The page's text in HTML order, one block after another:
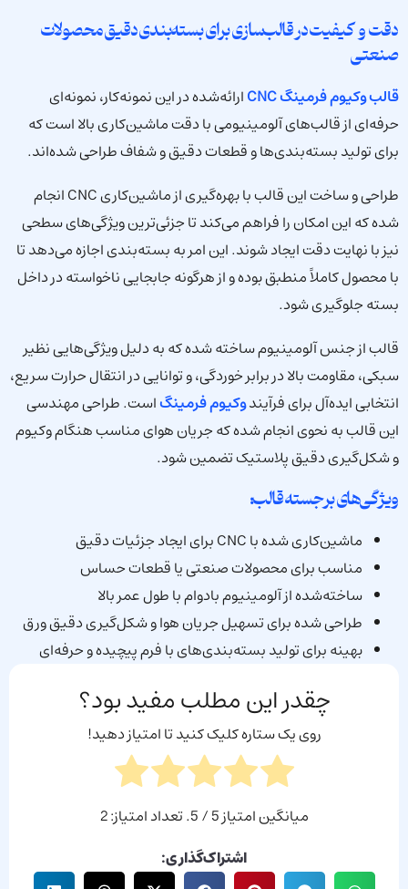
دقت و کیفیت در قالب‌سازی برای بسته‌بندی دقیق محصولات
صنعتی
قالب وکیوم فرمینگ CNC
ارائه‌شده در این نمونه‌کار، نمونه‌ای
حرفه‌ای از قالب‌های آلومینیومی با دقت ماشین‌کاری بالا است که
برای تولید بسته‌بندی‌ها و قطعات دقیق و شفاف طراحی شده‌اند.
طراحی و ساخت این قالب با بهره‌گیری از ماشین‌کاری CNC انجام
شده که این امکان را فراهم می‌کند تا جزئی‌ترین ویژگی‌های سطحی
نیز با نهایت دقت ایجاد شوند. این امر به بسته‌بندی اجازه می‌دهد تا
با محصول کاملاً منطبق بوده و از هرگونه جابجایی ناخواسته در داخل
بسته جلوگیری شود.
قالب از جنس آلومینیوم ساخته شده که به دلیل ویژگی‌هایی نظیر
سبکی، مقاومت بالا در برابر خوردگی، و توانایی در انتقال حرارت سریع،
انتخابی ایده‌آل برای فرآیندوکیوم فرمینگاست. طراحی مهندسی
این قالب به نحوی انجام شده که جریان هوای مناسب هنگام وکیوم
و شکل‌گیری دقیق پلاستیک تضمین شود.
ویژگی‌های برجسته قالب:
ماشین‌کاری شده با CNC برای ایجاد جزئیات دقیق
مناسب برای محصولات صنعتی یا قطعات حساس
ساخته‌شده از آلومینیوم بادوام با طول عمر بالا
طراحی شده برای تسهیل جریان هوا و شکل‌گیری دقیق ورق
بهینه برای تولید بسته‌بندی‌های با فرم پیچیده و حرفه‌ای
چقدر این مطلب مفید بود؟
روی یک ستاره کلیک کنید تا امتیاز دهید!
میانگین امتیاز5/ 5. تعداد امتیاز:
2
اشتراک‌گذاری: